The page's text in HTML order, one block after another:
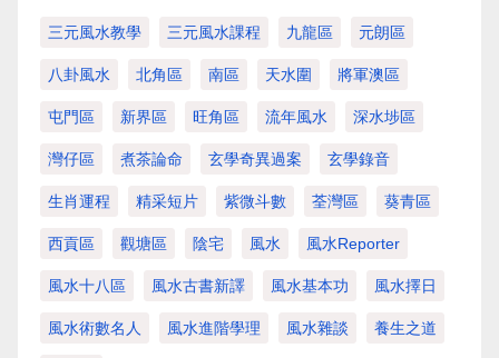
三元風水教學 三元風水課程 九龍區 元朗區
八卦風水 北角區 南區 天水圍 將軍澳區
屯門區 新界區 旺角區 流年風水 深水埗區
灣仔區 煮茶論命 玄學奇異過案 玄學錄音
生肖運程 精采短片 紫微斗數 荃灣區 葵青區
西貢區 觀塘區 陰宅 風水 風水Reporter
風水十八區 風水古書新譯 風水基本功 風水擇日
風水術數名人 風水進階學理 風水雜談 養生之道